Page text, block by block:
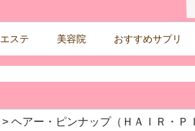
エステ 美容院 おすすめサプリ
> ヘアー・ピンナップ（ＨＡＩＲ・Ｐ